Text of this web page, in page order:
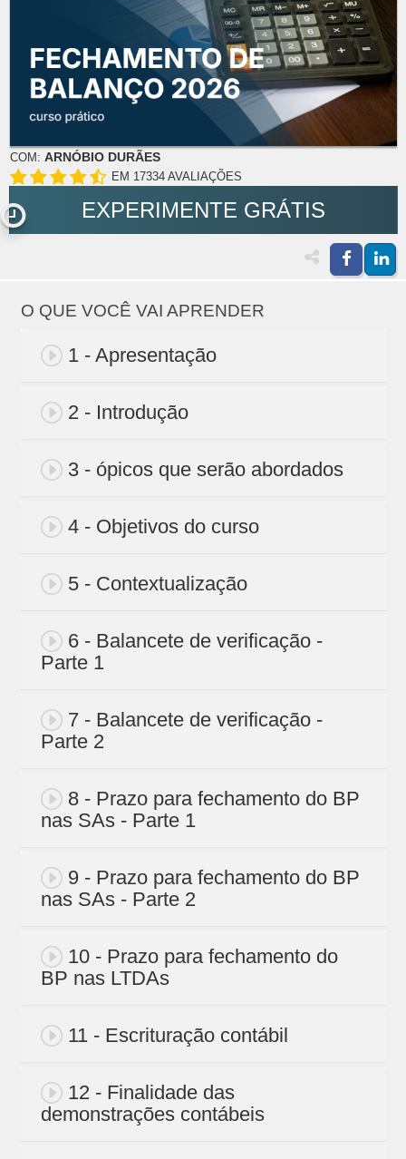
COM: ARNÓBIO DURÃES
EM 17334 AVALIAÇÕES
EXPERIMENTE GRÁTIS
O QUE VOCÊ VAI APRENDER
1 - Apresentação
2 - Introdução
3 - ópicos que serão abordados
4 - Objetivos do curso
5 - Contextualização
6 - Balancete de verificação -
Parte 1
7 - Balancete de verificação -
Parte 2
8 - Prazo para fechamento do BP
nas SAs - Parte 1
9 - Prazo para fechamento do BP
nas SAs - Parte 2
10 - Prazo para fechamento do
BP nas LTDAs
11 - Escrituração contábil
12 - Finalidade das
demonstrações contábeis